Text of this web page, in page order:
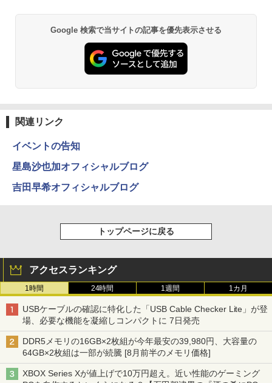
Google 検索で当サイトの記事を優先表示させる
関連リンク
イベントの告知
星島沙也加オフィシャルブログ
吉田早希オフィシャルブログ
トップページに戻る
アクセスランキング
1時間 24時間 1週間 1カ月
USBケーブルの確認に特化した「USB Cable Checker Lite」が登
場、必要な機能を凝縮しコンパクトに 7日発売
DDR5メモリの16GB×2枚組が今年最安の39,980円、大容量の
64GB×2枚組は一部が続騰 [8月前半のメモリ価格]
XBOX Series Xが値上げで10万円超え。近い性能のゲーミング